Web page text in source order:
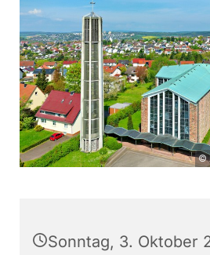
©
Sonntag, 3. Oktober